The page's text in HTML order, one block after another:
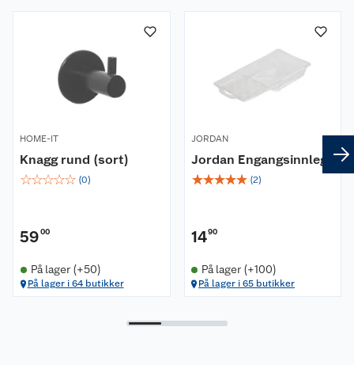
Farge: Sort (fås også i hvit)
Skjult innfestning
Leveres med skruer og plugger til montering.
Dybde: 4 cm
HOME-IT
Knagg rund (sort)
☆☆☆☆☆ (0)
5900
På lager (+50)
På lager i 64 butikker
JORDAN
Jordan Engangsinnlegg
☆☆☆☆☆ (2)
1490
På lager (+100)
På lager i 65 butikker